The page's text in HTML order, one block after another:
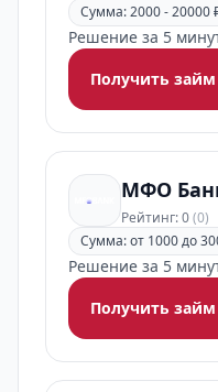
Сумма: 2000 - 20000
Решение за 5
Получить займ
МФО
Рейтинг: 0(0)
Сумма: от 1000 до
Решение за 5
Получить займ